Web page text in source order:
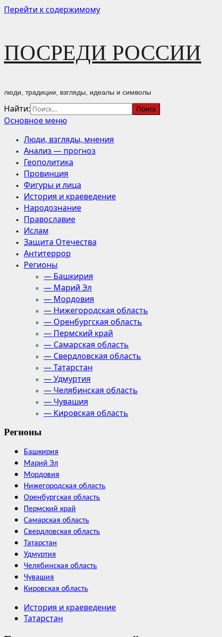
Перейти к содержимому
ПОСРЕДИ РОССИИ
люди, традиции, взгляды, идеалы и символы
Найти:
Основное меню
Люди, взгляды, мнения
Анализ — прогноз
Геополитика
Провинция
Фигуры и лица
История и краеведение
Народознание
Православие
Ислам
Защита Отечества
Антитеррор
Регионы
— Башкирия
— Марий Эл
— Мордовия
— Нижегородская область
— Оренбургская область
— Пермский край
— Самарская область
— Свердловская область
— Татарстан
— Удмуртия
— Челябинская область
— Чувашия
— Кировская область
Регионы
Башкирия
Марий Эл
Мордовия
Нижегородская область
Оренбургская область
Пермский край
Самарская область
Свердловская область
Татарстан
Удмуртия
Челябинская область
Чувашия
Кировская область
История и краеведение
Татарстан